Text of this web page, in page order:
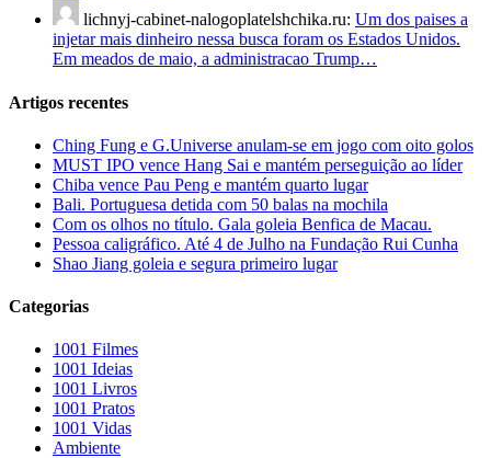
lichnyj-cabinet-nalogoplatelshchika.ru: Um dos paises a
injetar mais dinheiro nessa busca foram os Estados Unidos.
Em meados de maio, a administracao Trump…
Artigos recentes
Ching Fung e G.Universe anulam-se em jogo com oito golos
MUST IPO vence Hang Sai e mantém perseguição ao líder
Chiba vence Pau Peng e mantém quarto lugar
Bali. Portuguesa detida com 50 balas na mochila
Com os olhos no título. Gala goleia Benfica de Macau.
Pessoa caligráfico. Até 4 de Julho na Fundação Rui Cunha
Shao Jiang goleia e segura primeiro lugar
Categorias
1001 Filmes
1001 Ideias
1001 Livros
1001 Pratos
1001 Vidas
Ambiente